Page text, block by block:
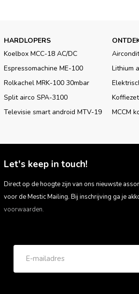
HARDLOPERS
Koelbox MCC-18 AC/DC
Espressomachine ME-100
Rolkachel MRK-100 30mbar
Split airco SPA-3100
Televisie smart android MTV-19
Lithium
MCCM
Let's keep in touch!
Direct op de hoogte zijn van ons nieuwste
voor de Mestic Mailing. Bij inschrijving ga je
voorwaarden.